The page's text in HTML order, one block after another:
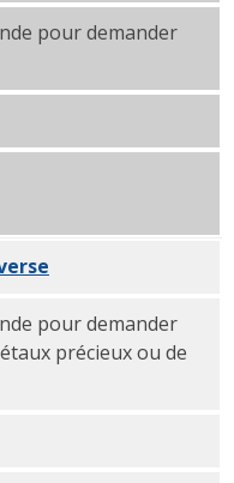
pour demander
pour demander
précieux ou de